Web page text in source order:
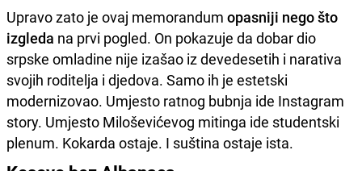
Upravo zato je ovaj memorandum opasniji nego što
izgleda na prvi pogled. On pokazuje da dobar dio
srpske omladine nije izašao iz devedesetih i narativa
svojih roditelja i djedova. Samo ih je estetski
modernizovao. Umjesto ratnog bubnja ide Instagram
story. Umjesto Miloševićevog mitinga ide studentski
plenum. Kokarda ostaje. I suština ostaje ista.